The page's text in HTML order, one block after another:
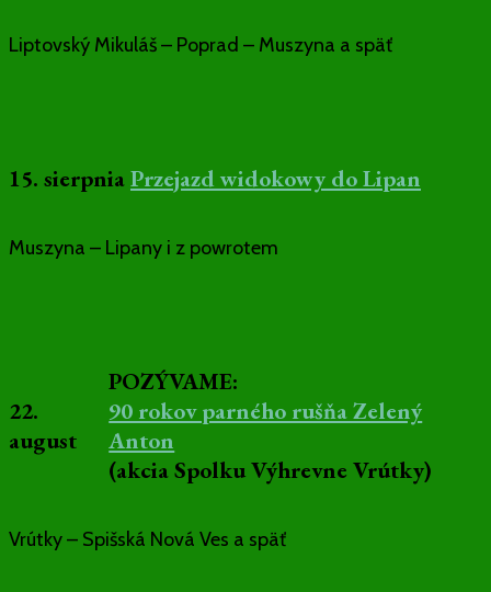
Liptovský Mikuláš – Poprad – Muszyna a späť
15. sierpniaPrzejazd widokowy do Lipan
Muszyna – Lipany i z powrotem
22.
august
POZÝVAME:
90 rokov parného rušňa Zelený
Anton
(akcia Spolku Výhrevne Vrútky)
Vrútky – Spišská Nová Ves a späť